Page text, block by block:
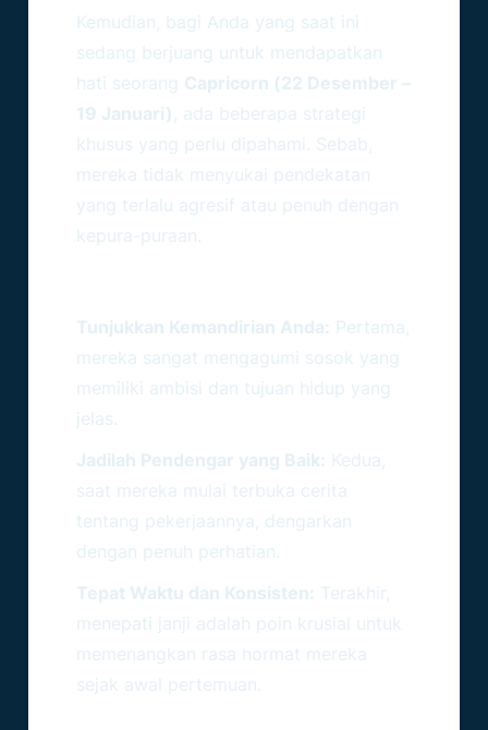
Kemudian, bagi Anda yang saat ini
sedang berjuang untuk mendapatkan
hati seorang Capricorn (22 Desember –
19 Januari) , ada beberapa strategi
khusus yang perlu dipahami. Sebab,
mereka tidak menyukai pendekatan
yang terlalu agresif atau penuh dengan
kepura-puraan.
Tunjukkan Kemandirian Anda: Pertama,
mereka sangat mengagumi sosok yang
memiliki ambisi dan tujuan hidup yang
jelas.
Jadilah Pendengar yang Baik: Kedua,
saat mereka mulai terbuka cerita
tentang pekerjaannya, dengarkan
dengan penuh perhatian.
Tepat Waktu dan Konsisten: Terakhir,
menepati janji adalah poin krusial untuk
memenangkan rasa hormat mereka
sejak awal pertemuan.